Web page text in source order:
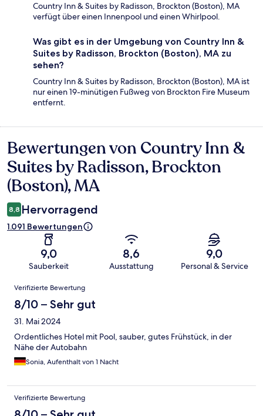
Country Inn & Suites by Radisson, Brockton (Boston), MA
verfügt über einen Innenpool und einen Whirlpool.
Was gibt es in der Umgebung von Country Inn &
Suites by Radisson, Brockton (Boston), MA zu
sehen?
Country Inn & Suites by Radisson, Brockton (Boston), MA ist
nur einen 19-minütigen Fußweg von Brockton Fire Museum
entfernt.
Bewertungen
Bewertungen von Country Inn &
Suites by Radisson, Brockton
(Boston), MA
8,8 Hervorragend
1.091 Bewertungen
9,0
Sauberkeit
8,6
Ausstattung
9,0
Personal & Service
Bewertungen
Verifizierte Bewertung
8/10 – Sehr gut
31. Mai 2024
Ordentliches Hotel mit Pool, sauber, gutes Frühstück, in der
Nähe der Autobahn
Sonia, Aufenthalt von 1 Nacht
Verifizierte Bewertung